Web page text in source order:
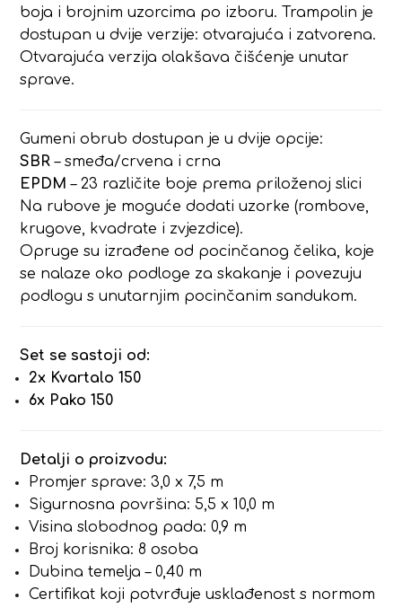
boja i brojnim uzorcima po izboru. Trampolin je
dostupan u dvije verzije: otvarajuća i zatvorena.
Otvarajuća verzija olakšava čišćenje unutar
sprave.
Gumeni obrub dostupan je u dvije opcije:
SBR – smeđa/crvena i crna
EPDM – 23 različite boje prema priloženoj slici
Na rubove je moguće dodati uzorke (rombove,
krugove, kvadrate i zvjezdice).
Opruge su izrađene od pocinčanog čelika, koje
se nalaze oko podloge za skakanje i povezuju
podlogu s unutarnjim pocinčanim sandukom.
Set se sastoji od:
2x Kvartalo 150
6x Pako 150
Detalji o proizvodu:
Promjer sprave: 3,0 x 7,5 m
Sigurnosna površina: 5,5 x 10,0 m
Visina slobodnog pada: 0,9 m
Broj korisnika: 8 osoba
Dubina temelja – 0,40 m
Certifikat koji potvrđuje usklađenost s normom